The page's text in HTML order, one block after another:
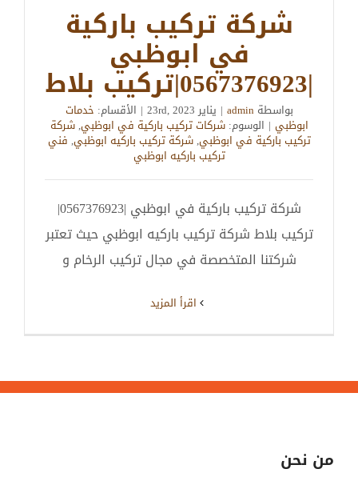
شركة تركيب باركية
في ابوظبي
|0567376923|تركيب بلاط
بواسطةadmin
| يناير 23rd, 2023 | الأقسام: خدمات
ابوظبي | الوسوم:شركات تركيب باركية في ابوظبي,شركة
تركيب باركية في ابوظبي,شركة تركيب باركيه ابوظبي, فني
تركيب باركيه ابوظبي
شركة تركيب باركية في ابوظبي |0567376923|
تركيب بلاط شركة تركيب باركيه ابوظبي حيث تعتبر
شركتنا المتخصصة في مجال تركيب الرخام و
من نحن